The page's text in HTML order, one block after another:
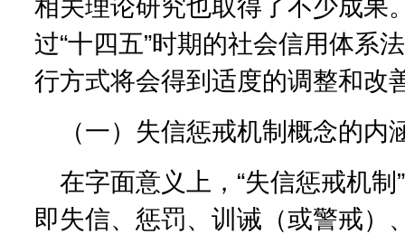
相关理论研究也取得了不少成果
过“十四五”时期的社会信用体系
行方式将会得到适度的调整和改
（一）失信惩戒机制概念的内
在字面意义上，“失信惩戒机制
即失信、惩罚、训诫（或警戒）